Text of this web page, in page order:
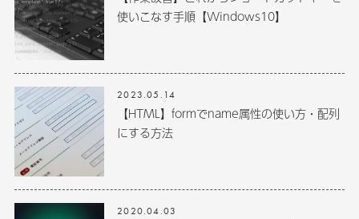
使いこなす手順【Windows10】
2023.05.14
【HTML】formでname属性の使い方・配列
にする方法
2020.04.03